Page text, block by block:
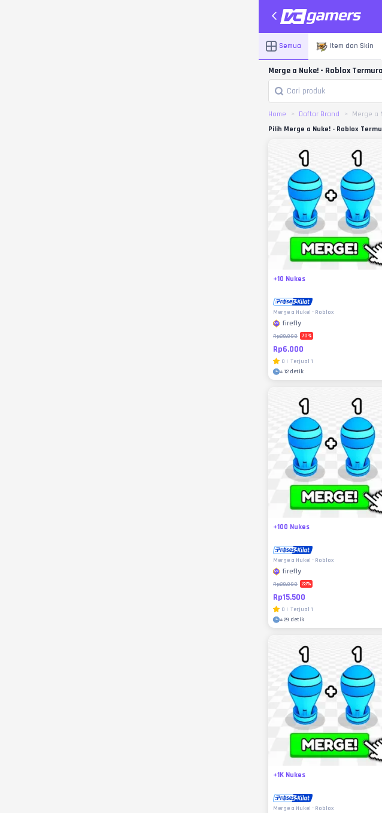
Semua Item dan Skin
Merge a Nuke! - Roblox
Home Daftar Brand
Merge a
Pilih Merge a Nuke! - Roblox
+10 Nukes
Merge a Nuke! - Roblox
firefly
Rp20.000 70%
Rp6.000
0 | Terjual 1
±12 detik
+100 Nukes
Merge a Nuke! - Roblox
firefly
Rp20.000 23%
Rp15.500
0 | Terjual 1
±29 detik
+1K Nukes
Merge a Nuke! - Roblox